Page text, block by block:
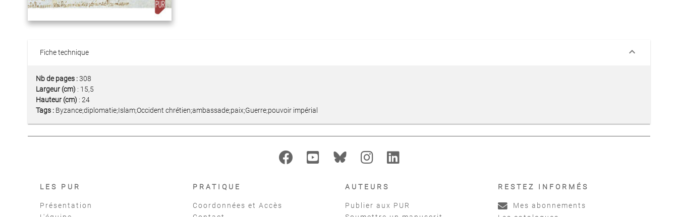
Fiche technique keyboard_arrow_down
Nb de pages :308
Largeur (cm) : 15,5
Hauteur (cm) : 24
Tags : Byzance;diplomatie;Islam;Occident chrétien;ambassade;paix;Guerre;pouvoir impérial
LES PUR
Présentation
PRATIQUE
Coordonnées et Accès
AUTEURS
Publier aux PUR
RESTEZ INFORMÉS
Mes abonnements